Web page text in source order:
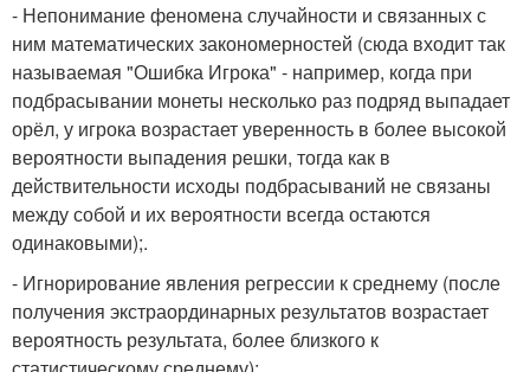
- Непонимание феномена случайности и связанных с
ним математических закономерностей (сюда входит так
называемая "Ошибка Игрока" - например, когда при
подбрасывании монеты несколько раз подряд выпадает
орёл, у игрока возрастает уверенность в более высокой
вероятности выпадения решки, тогда как в
действительности исходы подбрасываний не связаны
между собой и их вероятности всегда остаются
одинаковыми);.
- Игнорирование явления регрессии к среднему (после
получения экстраординарных результатов возрастает
вероятность результата, более близкого к